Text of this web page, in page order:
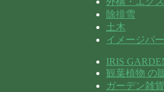
除排雪
土木
イメージパ
IRIS
観葉植物 の
ガーデン雑